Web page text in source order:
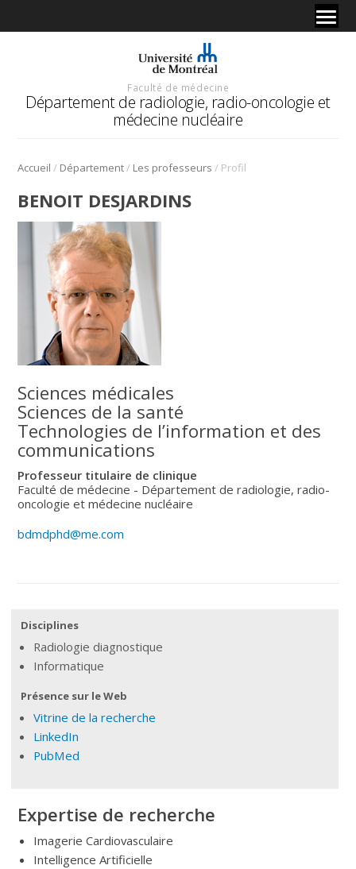
Faculté de médecine
Département de radiologie, radio-oncologie et
médecine nucléaire
Accueil / Département/ Les professeurs / Profil
BENOIT DESJARDINS
Sciences médicales
Sciences de la santé
Technologies de l’information et des
communications
Professeur titulaire de clinique
Faculté de médecine - Département de radiologie, radio-
oncologie et médecine nucléaire
bdmdphd@me.com
Disciplines
Radiologie diagnostique
Informatique
Présence sur le Web
Vitrine de la recherche
LinkedIn
PubMed
Expertise de recherche
Imagerie Cardiovasculaire
Intelligence Artificielle